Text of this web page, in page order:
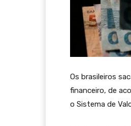
Os brasileiros
financeiro, de
o Sistema de